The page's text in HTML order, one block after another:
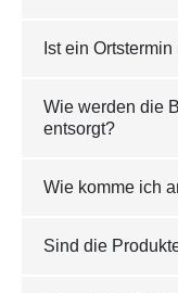
Ist ein
Wie werden die
entsorgt?
Wie komme ich
Sind die